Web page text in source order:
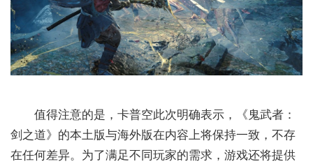
值得注意的是，卡普空此次明确表示，《鬼武者：
剑之道》的本土版与海外版在内容上将保持一致，不存
在任何差异。为了满足不同玩家的需求，游戏还将提供